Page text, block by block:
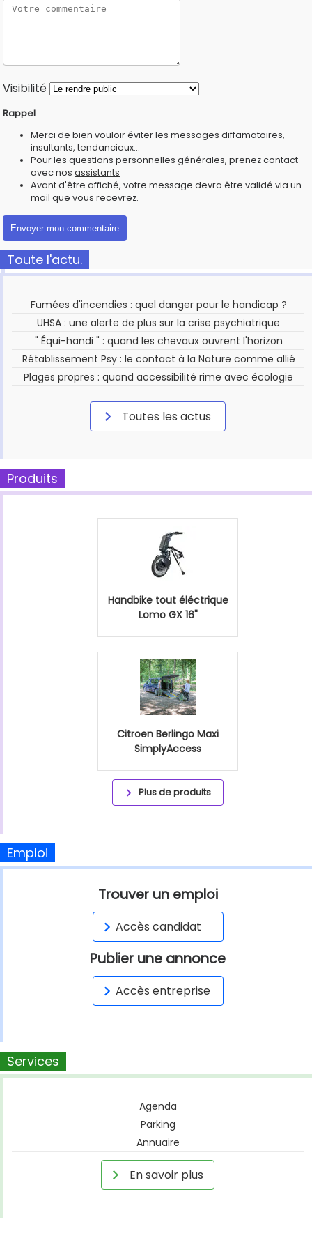
Visibilité
Rappel :
Merci de bien vouloir éviter les messages diffamatoires,
insultants, tendancieux...
Pour les questions personnelles générales, prenez contact
avec nos assistants
Avant d'être affiché, votre message devra être validé via un
mail que vous recevrez.
Toute l'actu.
Fumées d'incendies : quel danger pour le handicap ?
UHSA : une alerte de plus sur la crise psychiatrique
" Équi-handi " : quand les chevaux ouvrent l'horizon
Rétablissement Psy : le contact à la Nature comme allié
Plages propres : quand accessibilité rime avec écologie
Toutes les actus
Produits
Handbike tout éléctrique
Lomo GX 16"
Citroen Berlingo Maxi
SimplyAccess
Plus de produits
Emploi
Trouver un emploi
Accès candidat
Publier une annonce
Accès entreprise
Services
Agenda
Parking
Annuaire
En savoir plus